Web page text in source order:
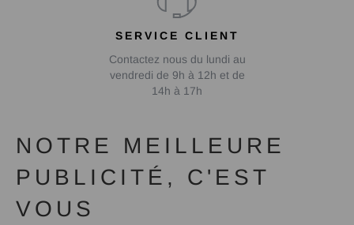
SERVICE CLIENT
Contactez nous du lundi au
vendredi de 9h à 12h et de
14h à 17h
NOTRE MEILLEURE
PUBLICITÉ, C'EST
VOUS